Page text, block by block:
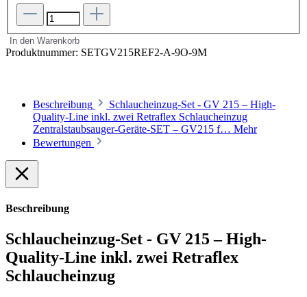
In den Warenkorb
Produktnummer: SETGV215REF2-A-9O-9M
Beschreibung
Schlaucheinzug-Set - GV 215 – High-
Quality-Line inkl. zwei Retraflex Schlaucheinzug
Zentralstaubsauger-Geräte-SET – GV215 f… Mehr
Bewertungen
Beschreibung
Schlaucheinzug-Set - GV 215 – High-
Quality-Line inkl. zwei Retraflex
Schlaucheinzug